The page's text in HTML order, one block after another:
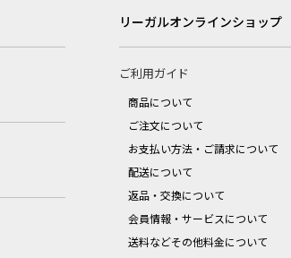
リーガルオンラインショップ
ご利用ガイド
商品について
ご注文について
お支払い方法・ご請求について
配送について
返品・交換について
会員情報・サービスについて
送料などその他料金について